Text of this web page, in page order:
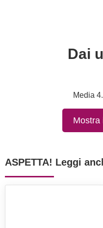
Dai
Media
Mostra
ASPETTA! Leggi